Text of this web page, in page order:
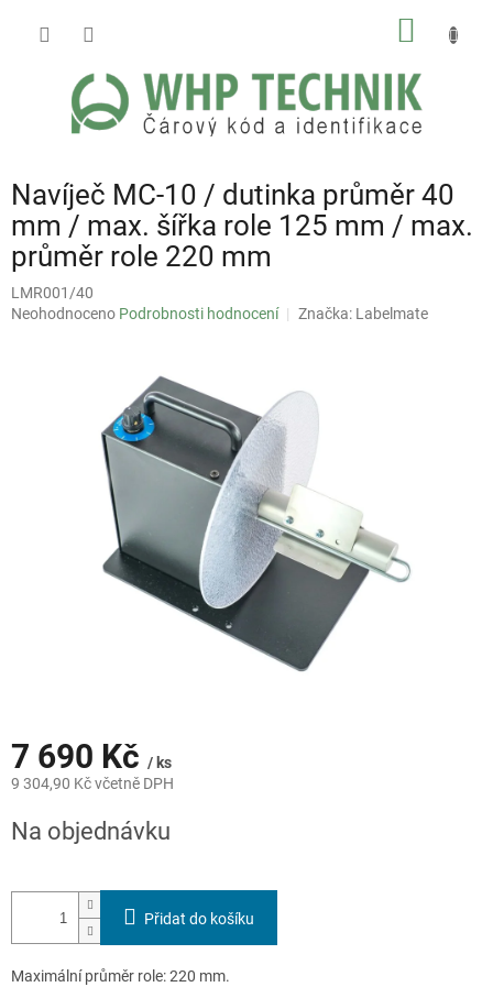
Navíječ MC-10 / dutinka průměr 40
mm / max. šířka role 125 mm / max.
průměr role 220 mm
LMR001/40
Průměrné
Neohodnoceno Podrobnosti hodnocení Značka: Labelmate
7 690 Kč / ks
9 304,90 Kč včetně DPH
cena:
Na objednávku
Přidat do košíku
Maximální průměr role: 220 mm.